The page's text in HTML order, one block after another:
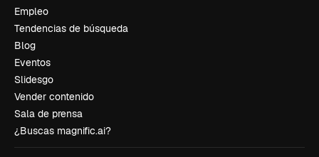
Empleo
Tendencias de búsqueda
Blog
Eventos
Slidesgo
Vender contenido
Sala de prensa
¿Buscas magnific.ai?